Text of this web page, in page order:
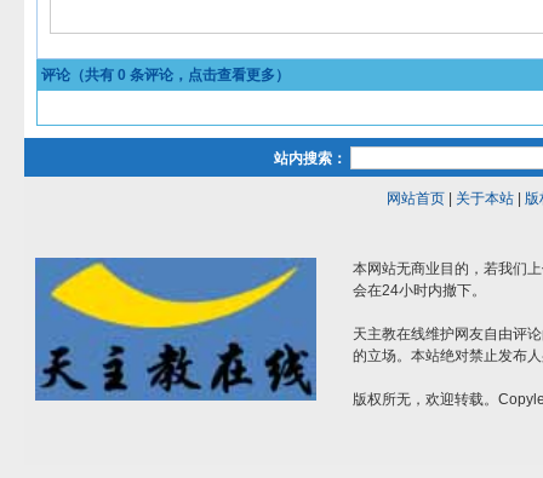
评论（共有 0 条评论，点击查看更多）
站内搜索：
网站首页| 关于本站| 版
本网站无商业目的，若我们
会在24小时内撤下。
天主教在线维护网友自由评
的立场。本站绝对禁止发布
版权所无，欢迎转载。